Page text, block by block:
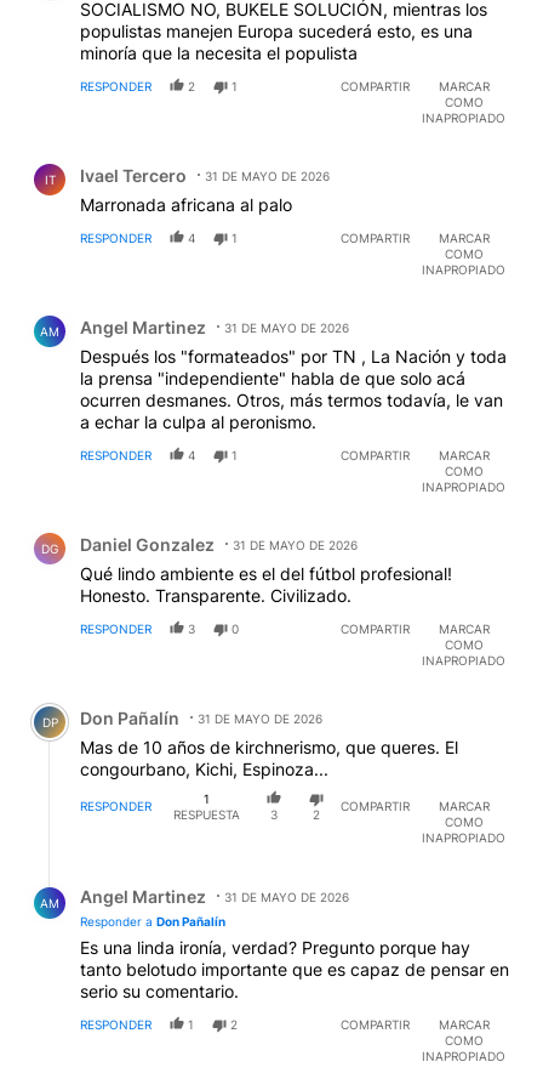
SOCIALISMO NO, BUKELE SOLUCIÓN, mientras los
populistas manejen Europa sucederá esto, es una
minoría que la necesita el populista
RESPONDER 2 1 COMPARTIR
MARCAR
COMO
INAPROPIADO
IT Ivael Tercero 31 DE MAYO DE 2026
Marronada africana al palo
RESPONDER 4 1 COMPARTIR
MARCAR
COMO
INAPROPIADO
AM Angel Martinez 31 DE MAYO DE 2026
Después los "formateados" por TN , La Nación y toda
la prensa "independiente" habla de que solo acá
ocurren desmanes. Otros, más termos todavía, le van
a echar la culpa al peronismo.
RESPONDER 4 1 COMPARTIR
MARCAR
COMO
INAPROPIADO
DG Daniel Gonzalez 31 DE MAYO DE 2026
Qué lindo ambiente es el del fútbol profesional!
Honesto. Transparente. Civilizado.
RESPONDER 3 0 COMPARTIR
MARCAR
COMO
INAPROPIADO
Comentario de Don Pañalín.
DP Don Pañalín 31 DE MAYO DE 2026
Mas de 10 años de kirchnerismo, que queres. El
congourbano, Kichi, Espinoza...
RESPONDER
1
RESPUESTA
3 2
COMPARTIR
MARCAR
COMO
INAPROPIADO
AM Angel Martinez
31 DE MAYO DE 2026
Responder a Don Pañalín
Es una linda ironía, verdad? Pregunto porque hay
tanto belotudo importante que es capaz de pensar en
serio su comentario.
RESPONDER 1 2 COMPARTIR
MARCAR
COMO
INAPROPIADO